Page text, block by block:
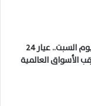
تحديثات جديدة – الذهب اليوم السبت.. عيار 24